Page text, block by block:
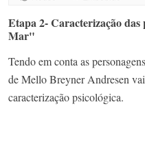
Etapa 2- Caracterização
Mar"
Tendo em conta as
de Mello Breyner Andresen
caracterização psicológica.